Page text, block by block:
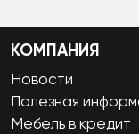
КОМПАНИЯ
Новости
Полезная
Мебель в кредит